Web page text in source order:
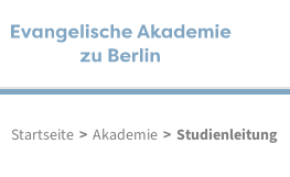
Startseite > Akademie > Studienleitung